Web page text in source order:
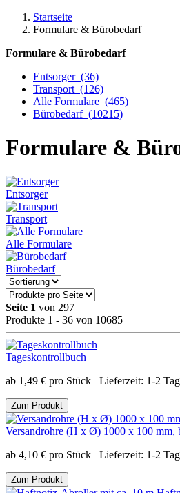
Startseite
Formulare & Bürobedarf
Formulare & Bürobedarf
Entsorger (36)
Transport (126)
Alle Formulare (465)
Bürobedarf (10215)
Formulare &
Entsorger
Transport
Alle Formulare
Bürobedarf
Seite 1 von 297
Produkte 1 - 36 von 10685
Tageskontrollbuch
ab 1,49 € pro Stück Lieferzeit: 1-2
Zum Produkt
Versandrohre (H x Ø) 1000 x 100 mm,
ab 4,10 € pro Stück Lieferzeit: 1-2
Zum Produkt